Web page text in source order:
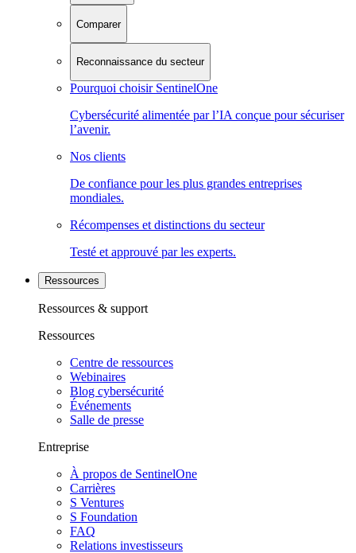
Comparer
Reconnaissance du secteur
Pourquoi choisir SentinelOne
Cybersécurité alimentée par l’IA conçue pour sécuriser
l’avenir.
Nos clients
De confiance pour les plus grandes entreprises
mondiales.
Récompenses et distinctions du secteur
Testé et approuvé par les experts.
Ressources
Ressources & support
Ressources
Centre de ressources
Webinaires
Blog cybersécurité
Événements
Salle de presse
Entreprise
À propos de SentinelOne
Carrières
S Ventures
S Foundation
FAQ
Relations investisseurs